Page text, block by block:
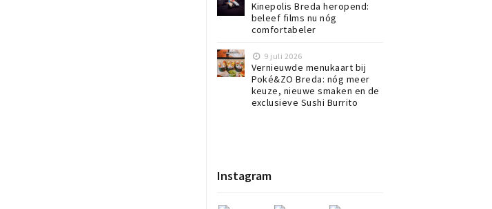
Kinepolis Breda heropend:
beleef films nu nóg
comfortabeler
9 juli 2026
Vernieuwde menukaart bij
Poké&ZO Breda: nóg meer
keuze, nieuwe smaken en de
exclusieve Sushi Burrito
Instagram